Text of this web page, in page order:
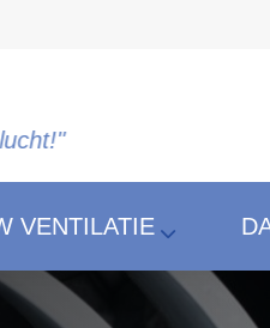
VENTILATIE